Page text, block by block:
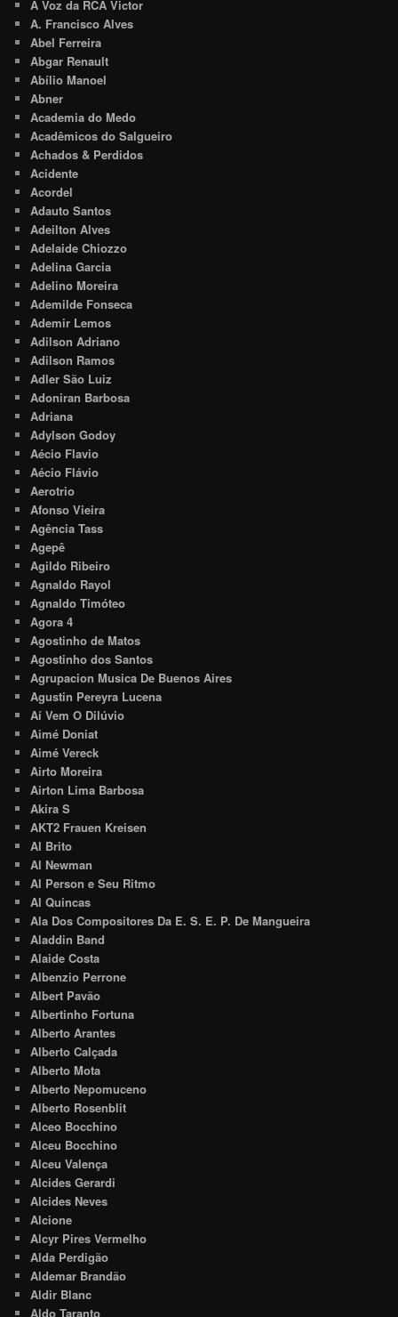
A Voz da RCA Victor
A. Francisco Alves
Abel Ferreira
Abgar Renault
Abílio Manoel
Abner
Academia do Medo
Acadêmicos do Salgueiro
Achados & Perdidos
Acidente
Acordel
Adauto Santos
Adeilton Alves
Adelaide Chiozzo
Adelina Garcia
Adelino Moreira
Ademilde Fonseca
Ademir Lemos
Adilson Adriano
Adilson Ramos
Adler São Luiz
Adoniran Barbosa
Adriana
Adylson Godoy
Aécio Flavio
Aécio Flávio
Aerotrio
Afonso Vieira
Agência Tass
Agepê
Agildo Ribeiro
Agnaldo Rayol
Agnaldo Timóteo
Agora 4
Agostinho de Matos
Agostinho dos Santos
Agrupacion Musica De Buenos Aires
Agustin Pereyra Lucena
Aí Vem O Dilúvio
Aimé Doniat
Aimé Vereck
Airto Moreira
Airton Lima Barbosa
Akira S
AKT2 Frauen Kreisen
Al Brito
Al Newman
Al Person e Seu Ritmo
Al Quincas
Ala Dos Compositores Da E. S. E. P. De Mangueira
Aladdin Band
Alaide Costa
Albenzio Perrone
Albert Pavão
Albertinho Fortuna
Alberto Arantes
Alberto Calçada
Alberto Mota
Alberto Nepomuceno
Alberto Rosenblit
Alceo Bocchino
Alceu Bocchino
Alceu Valença
Alcides Gerardi
Alcides Neves
Alcione
Alcyr Pires Vermelho
Alda Perdigão
Aldemar Brandão
Aldir Blanc
Aldo Taranto